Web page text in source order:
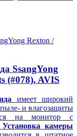
SsangYong
(#078), AVIS
имеет широкий
и влагозащиты
на монитор с
Установка камеры